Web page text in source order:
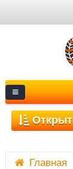
Браслеты